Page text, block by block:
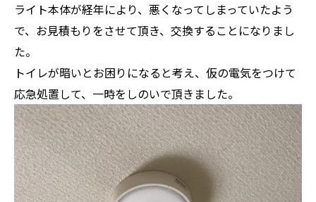
ライト本体が経年により、悪くなってしまっていたよう
で、お見積もりをさせて頂き、交換することになりまし
た。
トイレが暗いとお困りになると考え、仮の電気をつけて
応急処置して、一時をしのいで頂きました。